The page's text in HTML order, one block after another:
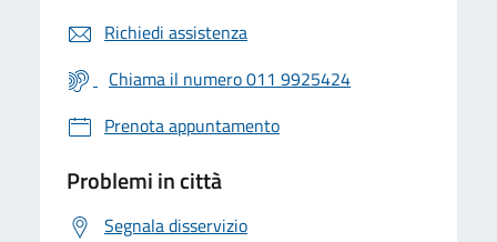
Richiedi assistenza
Chiama il numero 011 9925424
Prenota appuntamento
Problemi in città
Segnala disservizio